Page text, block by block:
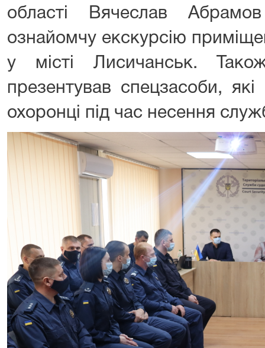
області Вячеслав
ознайомчу екскурсію
у місті Лисичанськ.
презентував спецзасоби, які
охоронці під час несення